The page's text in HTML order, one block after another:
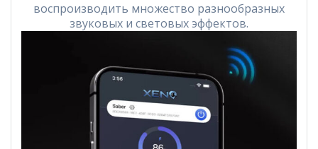
воспроизводить множество разнообразных
звуковых и световых эффектов.